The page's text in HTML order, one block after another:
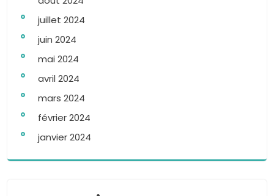
juillet 2024
juin 2024
mai 2024
avril 2024
mars 2024
février 2024
janvier 2024